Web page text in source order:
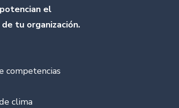
el
tu organización.
competencias
clima